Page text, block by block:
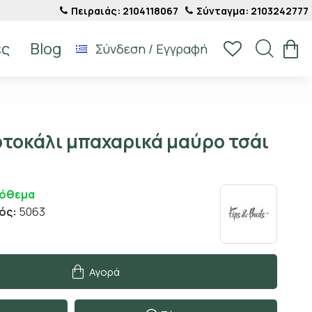
Πειραιάς: 2104118067 Σύνταγμα: 2103242777
Blog Σύνδεση / Εγγραφή
μπαχαρικά μαύρο τσάι
5063
Αγορά